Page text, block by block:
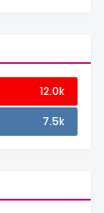
12.0k
7.5k